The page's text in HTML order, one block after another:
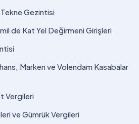
Gezintisi
de Kat Yel Değirmeni Girişleri
Marken ve Volendam Kasabalar
Vergileri
ve Gümrük Vergileri